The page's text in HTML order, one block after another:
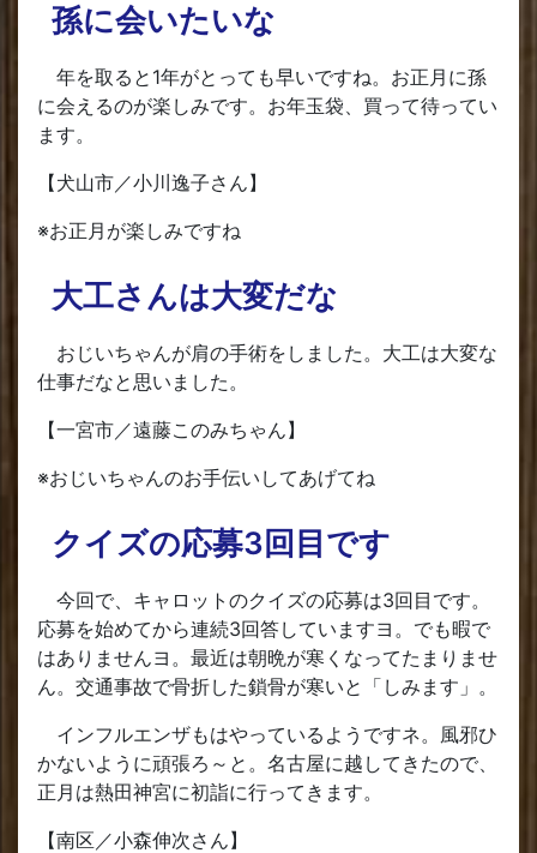
孫に会いたいな
年を取ると1年がとっても早いですね。お正月に孫
に会えるのが楽しみです。お年玉袋、買って待ってい
ます。
【犬山市／小川逸子さん】
※お正月が楽しみですね
大工さんは大変だな
おじいちゃんが肩の手術をしました。大工は大変な
仕事だなと思いました。
【一宮市／遠藤このみちゃん】
※おじいちゃんのお手伝いしてあげてね
クイズの応募3回目です
今回で、キャロットのクイズの応募は3回目です。
応募を始めてから連続3回答していますヨ。でも暇で
はありませんヨ。最近は朝晩が寒くなってたまりませ
ん。交通事故で骨折した鎖骨が寒いと「しみます」。
インフルエンザもはやっているようですネ。風邪ひ
かないように頑張ろ～と。名古屋に越してきたので、
正月は熱田神宮に初詣に行ってきます。
【南区／小森伸次さん】